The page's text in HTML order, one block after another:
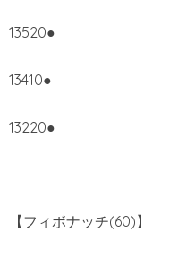
13520●
13410●
13220●
【フィボナッチ(60)】